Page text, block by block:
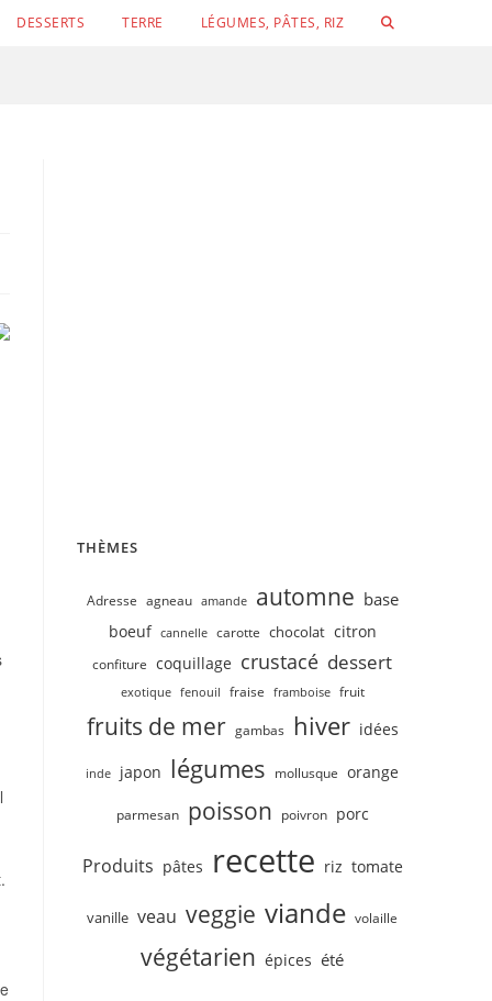
DESSERTS TERRE LÉGUMES, PÂTES, RIZ TOGGLE
THÈMES
Adresse agneau amande automne base
boeuf cannelle carotte chocolat citron
confiture coquillage crustacé dessert
exotique fenouil fraise framboise fruit
fruits de mer gambas hiver idées
inde japon légumes mollusque orange
parmesan poisson poivron porc
Produits pâtes recette riz tomate
vanille veau veggie viande volaille
végétarien épices été